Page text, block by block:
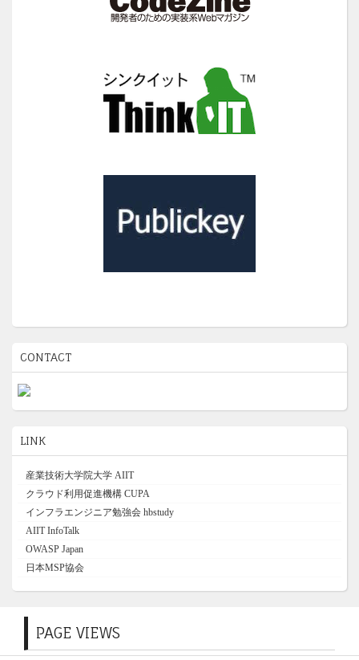
CONTACT
LINK
産業技術大学院大学 AIIT
クラウド利用促進機構 CUPA
インフラエンジニア勉強会 hbstudy
AIIT InfoTalk
OWASP Japan
日本MSP協会
PAGE VIEWS